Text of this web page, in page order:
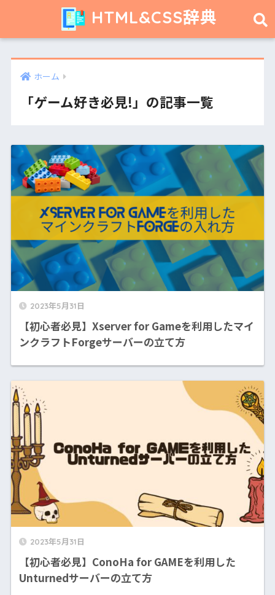
HTML&CSS辞典
ホーム
「ゲーム好き必見!」の記事一覧
2023年5月31日
【初心者必見】Xserver for Gameを利用したマイ
ンクラフトForgeサーバーの立て方
2023年5月31日
【初心者必見】ConoHa for GAMEを利用した
Unturnedサーバーの立て方